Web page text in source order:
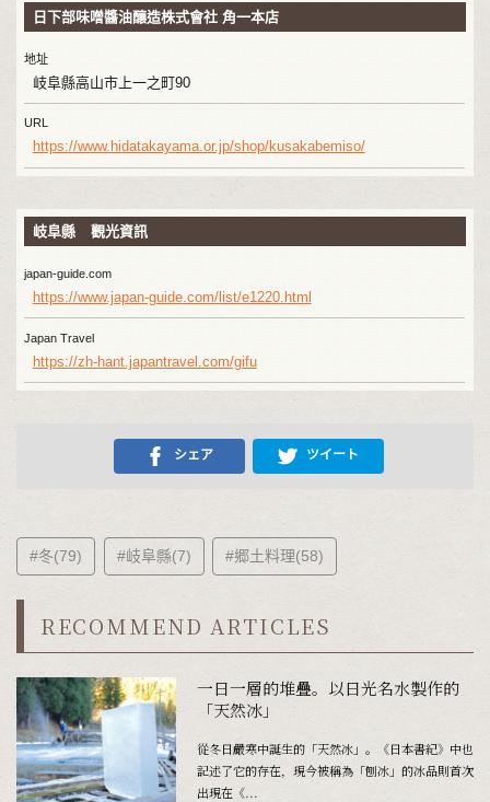
日下部味噌醬油釀造株式會社 角一本店
地址
岐阜縣高山市上一之町90
URL
https://www.hidatakayama.or.jp/shop/kusakabemiso/
岐阜縣 觀光資訊
japan-guide.com
https://www.japan-guide.com/list/e1220.html
Japan Travel
https://zh-hant.japantravel.com/gifu
シェア ツイート
#冬(79) #岐阜縣(7) #郷土料理(58)
RECOMMEND ARTICLES
一日一層的堆疊。以日光名水製作的
「天然冰」
從冬日嚴寒中誕生的「天然冰」。《日本書紀》中也
記述了它的存在，現今被稱為「刨冰」的冰品則首次
出現在《...